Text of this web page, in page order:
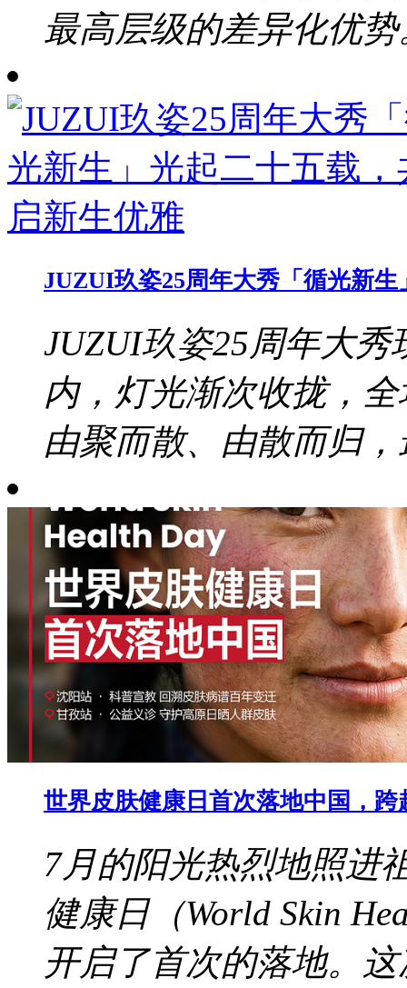
最高层级的差异化优势
JUZUI玖姿25周年大秀「循光新
JUZUI玖姿25周年大秀
内，灯光渐次收拢，
由聚而散、由散而归
世界皮肤健康日首次落地中国，
7月的阳光热烈地照进
健康日（World Skin
开启了首次的落地。这